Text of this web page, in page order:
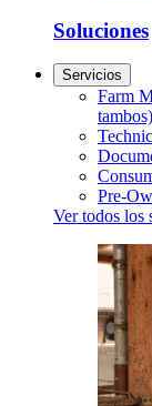
Soluciones
Servicios
Farm
tambos)
Pre-
Ver todos los